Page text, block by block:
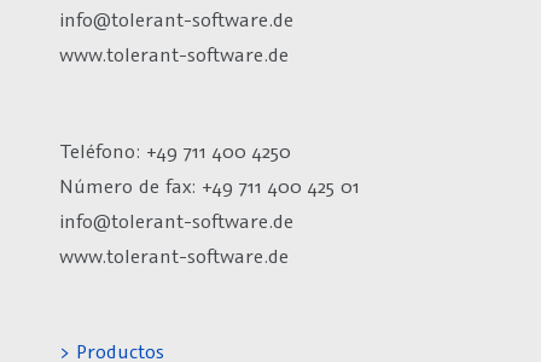
info@tolerant-software.de
www.tolerant-software.de
Teléfono: +49 711 400 4250
Número de fax: +49 711 400 425 01
info@tolerant-software.de
www.tolerant-software.de
> Productos